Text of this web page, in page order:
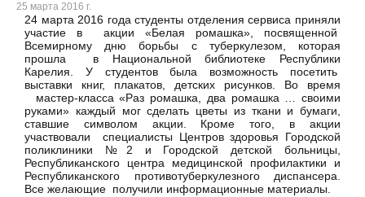
25 марта 2016 г.
24 марта 2016 года студенты отделения сервиса приняли
участие в акции «Белая ромашка», посвященной
Всемирному дню борьбы с туберкулезом, которая
прошла в Национальной библиотеке Республики
Карелия. У студентов была возможность посетить
выставки книг, плакатов, детских рисунков. Во время
мастер-класса «Раз ромашка, два ромашка … своими
руками» каждый мог сделать цветы из ткани и бумаги,
ставшие символом акции. Кроме того, в акции
участвовали специалисты Центров здоровья Городской
поликлиники №2 и Городской детской больницы,
Республиканского центра медицинской профилактики и
Республиканского противотуберкулезного диспансера.
Все желающие получили информационные материалы.